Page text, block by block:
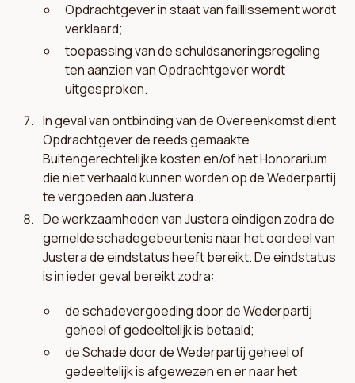
Opdrachtgever in staat van faillissement wordt
verklaard;
toepassing van de schuldsaneringsregeling
ten aanzien van Opdrachtgever wordt
uitgesproken.
In geval van ontbinding van de Overeenkomst dient
Opdrachtgever de reeds gemaakte
Buitengerechtelijke kosten en/of het Honorarium
die niet verhaald kunnen worden op de Wederpartij
te vergoeden aan Justera.
De werkzaamheden van Justera eindigen zodra de
gemelde schadegebeurtenis naar het oordeel van
Justera de eindstatus heeft bereikt. De eindstatus
is in ieder geval bereikt zodra:
de schadevergoeding door de Wederpartij
geheel of gedeeltelijk is betaald;
de Schade door de Wederpartij geheel of
gedeeltelijk is afgewezen en er naar het